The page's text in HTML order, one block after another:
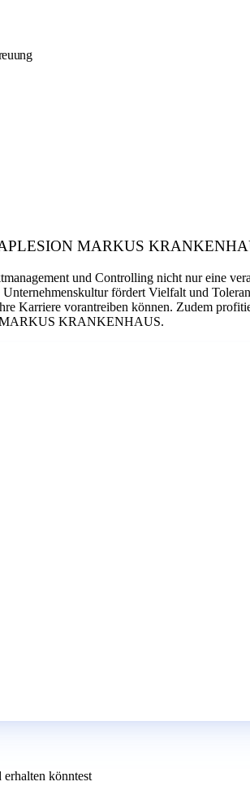
MARKUS
und Controlling nicht nur eine
fördert Vielfalt und
Karriere vorantreiben können. Zudem
MARKUS KRANKENHAUS.
könntest